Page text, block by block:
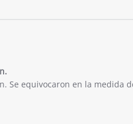
Se equivocaron en la medida